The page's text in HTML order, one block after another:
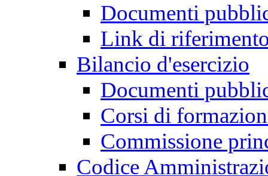
Documenti
Link di
Bilancio d'esercizio
Documenti
Corsi di
Commissione
Codice